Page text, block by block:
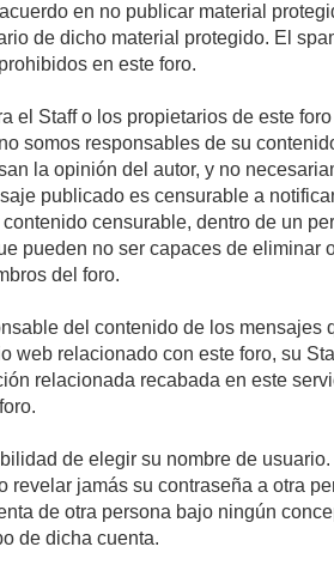
en no publicar material
de dicho material protegido. El
en este foro.
el Staff o los propietarios de este
somos responsables de su
la opinión del autor, y no
publicado es censurable a
censurable, dentro de un
pueden no ser capaces de
del foro.
del contenido de los
web relacionado con este foro, su
relacionada recabada en este
de elegir su nombre de
revelar jamás su contraseña a otra
de otra persona bajo ningún
de dicha cuenta.